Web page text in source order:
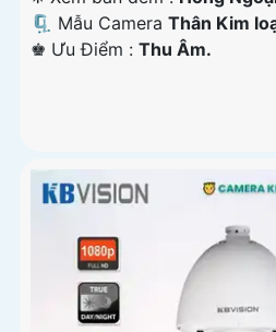
🗜️ Mẫu Camera Thân Kim
️♚ Ưu Điểm : Thu Âm.